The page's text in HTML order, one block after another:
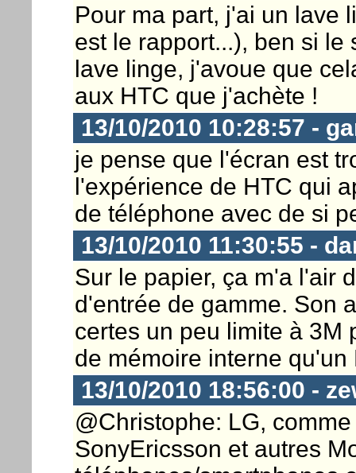
Pour ma part, j'ai un lave
est le rapport...), ben si
lave linge, j'avoue que
aux HTC que j'achète !
13/10/2010 10:28:57 -
je pense que l'écran est
l'expérience de HTC qui
de téléphone avec de si
13/10/2010 11:30:55 -
Sur le papier, ça m'a l'air
d'entrée de gamme. Son
certes un peu limite à 3M
de mémoire interne qu'un
13/10/2010 18:56:00 -
@Christophe: LG,
SonyEricsson et autres